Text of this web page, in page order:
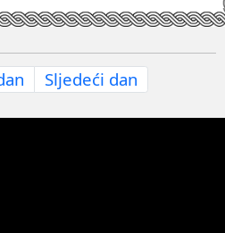
Sljedeći dan